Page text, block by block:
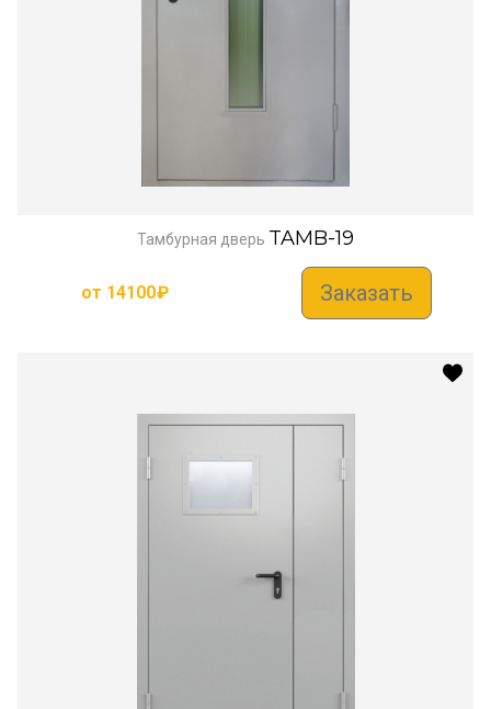
Тамбурная дверь TAMB-19
от 14100₽ Заказать